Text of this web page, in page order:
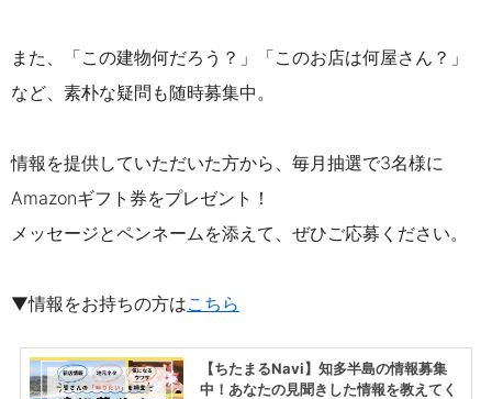
また、「この建物何だろう？」「このお店は何屋さん？」
など、素朴な疑問も随時募集中。
情報を提供していただいた方から、毎月抽選で3名様に
Amazonギフト券をプレゼント！
メッセージとペンネームを添えて、ぜひご応募ください。
▼情報をお持ちの方はこちら
【ちたまるNavi】知多半島の情報募集
中！あなたの見聞きした情報を教えてく